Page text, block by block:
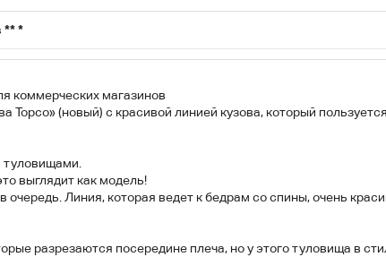
***
коммерческих магазинов
Торсо» (новый) с красивой линией кузова, который
туловищами.
выглядит как модель!
Линия, которая ведет к бедрам со спины, очень
разрезаются посередине плеча, но у этого туловища в